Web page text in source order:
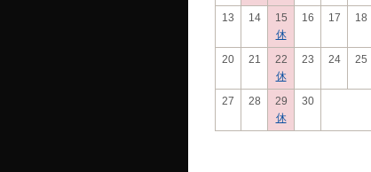
13 14
15
休
16 17 18
20 21
22
休
23 24 25
27 28
29
休
30